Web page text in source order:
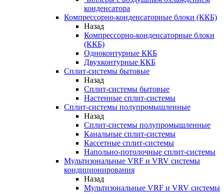
конденсатора
Компрессорно-конденсаторные блоки (ККБ)
Назад
Компрессорно-конденсаторные блоки
(ККБ)
Одноконтурные ККБ
Двухконтурные ККБ
Сплит-системы бытовые
Назад
Сплит-системы бытовые
Настенные сплит-системы
Сплит-системы полупромышленные
Назад
Сплит-системы полупромышленные
Канальные сплит-системы
Кассетные сплит-системы
Напольно-потолочные сплит-системы
Мультизональные VRF и VRV системы
кондиционирования
Назад
Мультизональные VRF и VRV системы